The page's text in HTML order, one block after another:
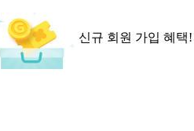
신규 회원 가입 혜택!